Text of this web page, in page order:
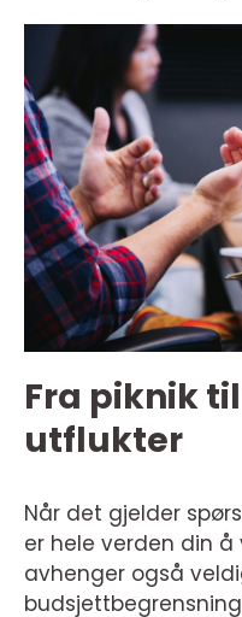
Fra piknik
utflukter
Når det gjelder
er hele verden din
avhenger også